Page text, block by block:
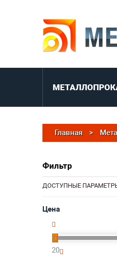
Главная >
Фильтр
ДОСТУПНЫЕ
Цена
20